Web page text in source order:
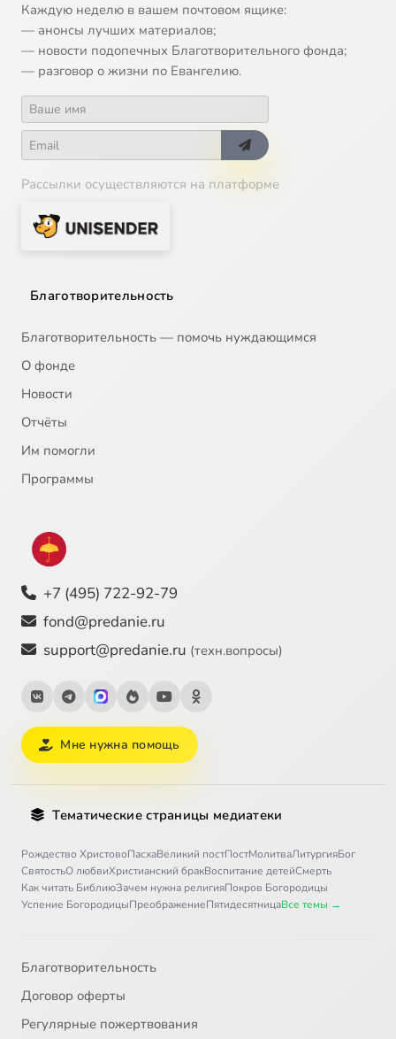
Каждую неделю в вашем почтовом ящике:
— анонсы лучших материалов;
— новости подопечных Благотворительного фонда;
— разговор о жизни по Евангелию.
Рассылки осуществляются на платформе
Благотворительность
Благотворительность — помочь нуждающимся
О фонде
Новости
Отчёты
Им помогли
Программы
+7 (495) 722-92-79
fond@predanie.ru
support@predanie.ru (техн.вопросы)
Мне нужна помощь
Тематические страницы медиатеки
Рождество ХристовоПасхаВеликий постПостМолитваЛитургияБог
СвятостьО любвиХристианский бракВоспитание детейСмерть
Как читать БиблиюЗачем нужна религияПокров Богородицы
Успение БогородицыПреображениеПятидесятницаВсе темы →
Благотворительность
Договор оферты
Регулярные пожертвования